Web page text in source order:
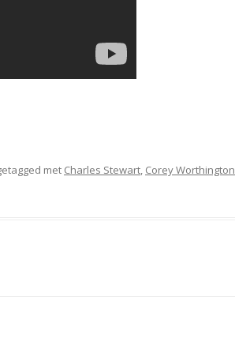
met Charles Stewart, Corey Worthington